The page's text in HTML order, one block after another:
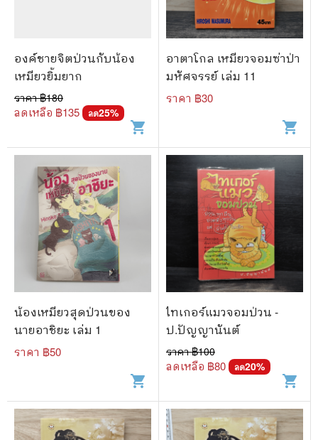
องค์ชายจิตป่วนกับน้อง
เหมียวยิ้มยาก
ราคา ฿180
ลดเหลือ ฿135 ลด25%
shopping_cart
อาตาโกล เหมียวจอมซ่าป่า
มหัศจรรย์ เล่ม 11
ราคา ฿30
shopping_cart
น้องเหมียวสุดป่วนของ
นายอาชิยะ เล่ม 1
ราคา ฿50
shopping_cart
ไทเกอร์แมวจอมป่วน -
ป.ปัญญานันต์
ราคา ฿100
ลดเหลือ ฿80 ลด20%
shopping_cart